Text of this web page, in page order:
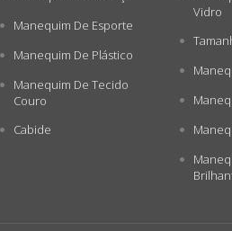
Manequim De Esporte
Manequim De Plástico
Manequim De Tecido
Couro
Cabide
Vidro